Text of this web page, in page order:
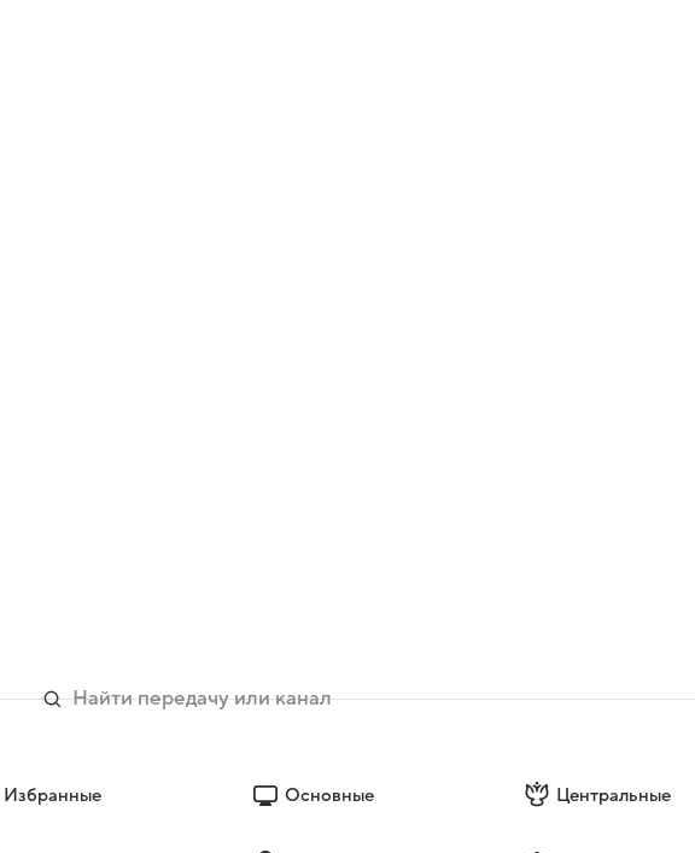
Избранные Основные Центральные